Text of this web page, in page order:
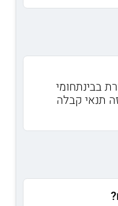
בבינתחומי
לי ממוצע מעל 100 וזה תנאי קבלה